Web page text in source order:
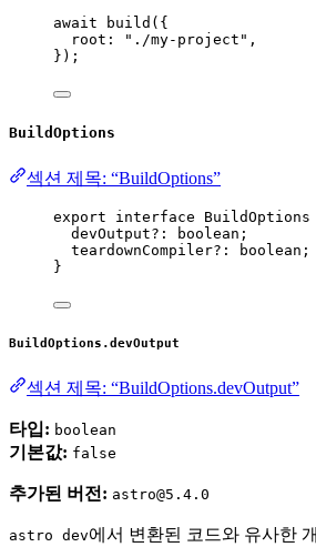
await
build ({
root:
" ./my-project " ,
});
BuildOptions
섹션 제목: “BuildOptions”
export interface
devOutput?: boolean ;
teardownCompiler?: boolean ;
}
BuildOptions.devOutput
섹션 제목: “BuildOptions.devOutput”
타입: boolean
기본값: false
추가된 버전: astro@5.4.0
astro dev에서 변환된 코드와 유사한